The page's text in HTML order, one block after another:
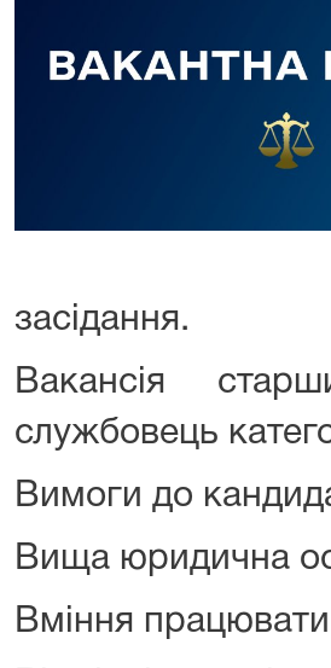
засідання.
Вакансія
службовець
Вимоги до
Вища юридична
Вміння